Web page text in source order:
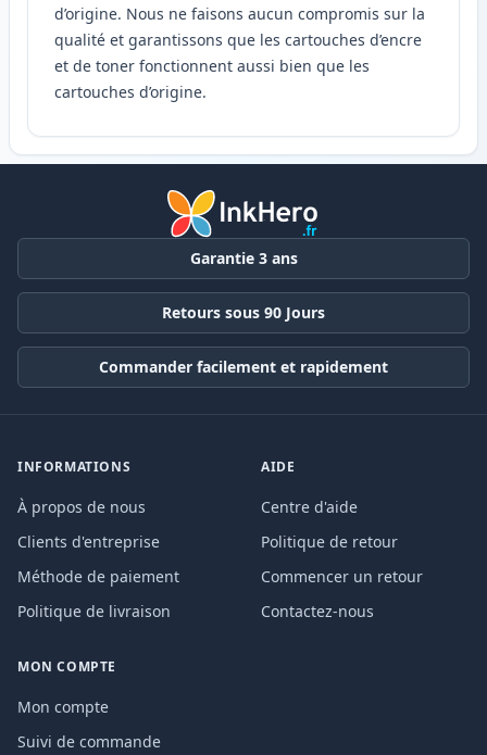
d’origine. Nous ne faisons aucun compromis sur la
qualité et garantissons que les cartouches d’encre
et de toner fonctionnent aussi bien que les
cartouches d’origine.
Garantie 3 ans
Retours sous 90 Jours
Commander facilement et rapidement
INFORMATIONS
À propos de nous
Clients d'entreprise
Méthode de paiement
Politique de livraison
AIDE
Centre d'aide
Politique de retour
Commencer un retour
Contactez-nous
MON COMPTE
Mon compte
Suivi de commande